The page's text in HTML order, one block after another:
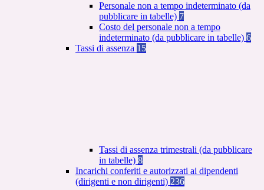
Personale non a tempo indeterminato (da
pubblicare in tabelle) 7
Costo del personale non a tempo
indeterminato (da pubblicare in tabelle) 6
Tassi di assenza 15
Tassi di assenza trimestrali (da pubblicare
in tabelle) 8
Incarichi conferiti e autorizzati ai dipendenti
(dirigenti e non dirigenti) 236